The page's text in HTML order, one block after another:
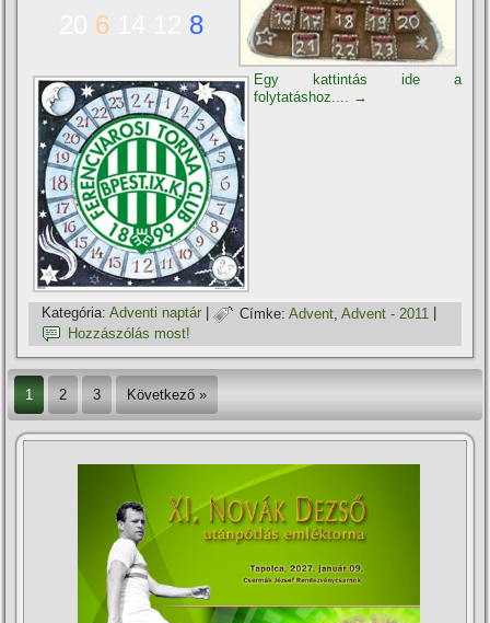
6 8
Egy kattintás ide a
folytatáshoz.... →
Kategória: Adventi naptár | Címke: Advent ,Advent - 2011
Hozzászólás most!
1 2 3 Következő »